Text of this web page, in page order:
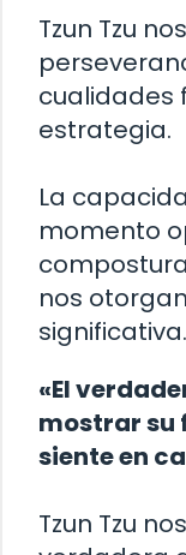
Tzun Tzu
cualidades
estrategia.
La
momento
nos
significativa.
«El
mostrar su
siente en
Tzun Tzu